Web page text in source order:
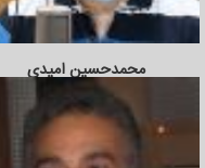
محمدحسین امیدی